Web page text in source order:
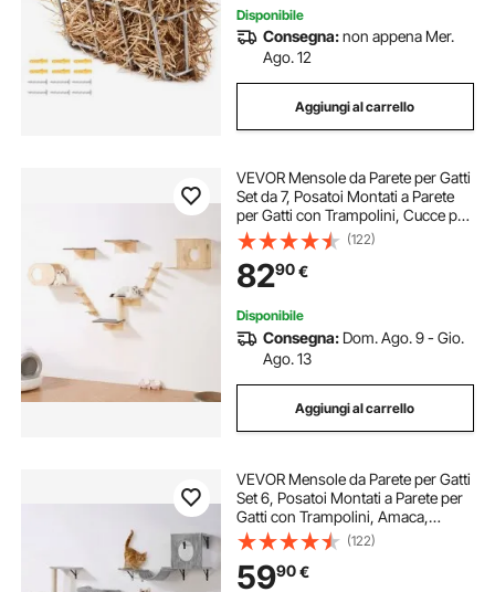
Disponibile
Consegna:non appena Mer.
Ago. 12
Aggiungi al carrello
VEVOR Mensole da Parete per Gatti
Set da 7, Posatoi Montati a Parete
per Gatti con Trampolini, Cucce per
gatti, Amache, Set di Mobili da
Parete per Gatti Fino a 18,14 kg per
Dormire, Arrampicarsi
(122)
8290€
Disponibile
Consegna: Dom. Ago. 9 - Gio.
Ago. 13
Aggiungi al carrello
VEVOR Mensole da Parete per Gatti
Set 6, Posatoi Montati a Parete per
Gatti con Trampolini, Amaca,
Divano, Albero per Gatti, Set di
Mobili da Parete per Gatti Fino a
18,14 kg per Dormire, Arrampicarsi
(122)
5990€